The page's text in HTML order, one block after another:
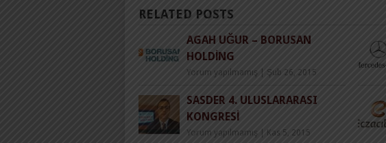
RELATED POSTS
AGAH UĞUR – BORUSAN
HOLDING
Yorum yapılmamış Şub 26, 2015
SASDER 4. ULUSLARARASI
KONGRESI
Yorum yapılmamış Kas 5, 2015